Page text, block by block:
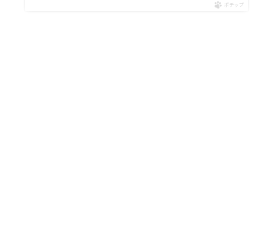
ポチップ